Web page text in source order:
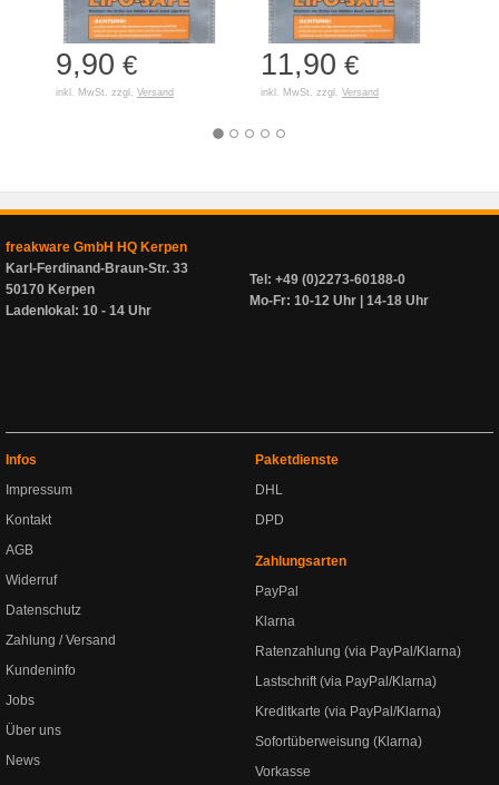
9,90 €
inkl. MwSt. zzgl. Versand
11,90 €
inkl. MwSt. zzgl. Versand
freakware GmbH HQ Kerpen
Karl-Ferdinand-Braun-Str. 33
50170 Kerpen
Ladenlokal: 10 - 14 Uhr
Tel: +49 (0)2273-60188-0
Mo-Fr: 10-12 Uhr | 14-18 Uhr
Infos
Impressum
Kontakt
AGB
Widerruf
Datenschutz
Zahlung / Versand
Kundeninfo
Jobs
Über uns
News
Paketdienste
DHL
DPD
Zahlungsarten
PayPal
Klarna
Ratenzahlung (via PayPal/Klarna)
Lastschrift (via PayPal/Klarna)
Kreditkarte (via PayPal/Klarna)
Sofortüberweisung (Klarna)
Vorkasse